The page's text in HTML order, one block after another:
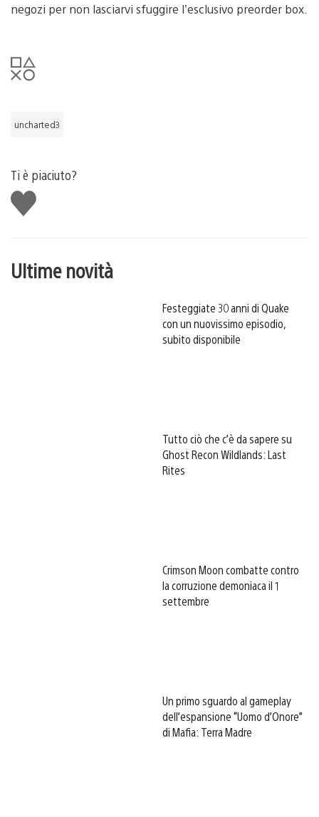
negozi per non lasciarvi sfuggire l’esclusivo preorder box.
uncharted3
Ti è piaciuto?
Mi
piace
Ultime novità
Festeggiate 30 anni di Quake
con un nuovissimo episodio,
subito disponibile
Tutto ciò che c’è da sapere su
Ghost Recon Wildlands: Last
Rites
Crimson Moon combatte contro
la corruzione demoniaca il 1
settembre
Un primo sguardo al gameplay
dell’espansione “Uomo d’Onore”
di Mafia: Terra Madre